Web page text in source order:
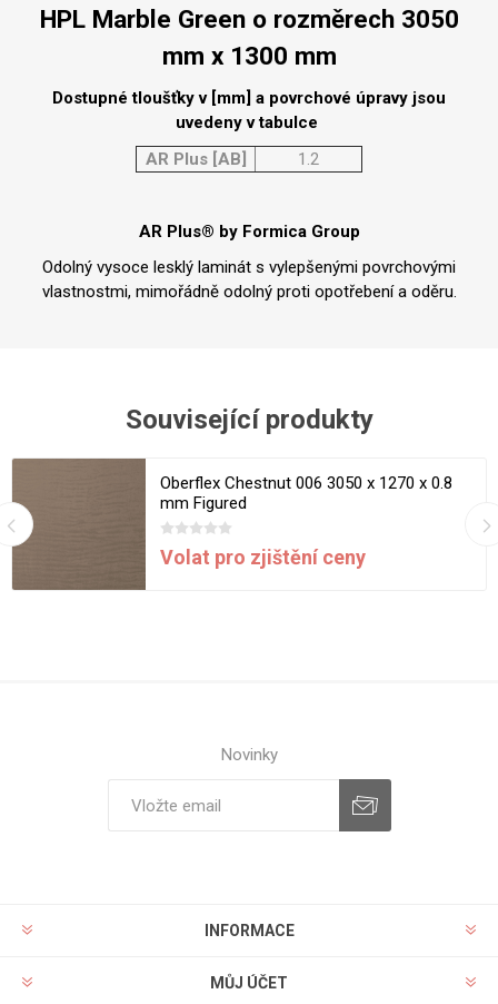
HPL Marble Green o rozměrech 3050
mm x 1300 mm
Dostupné tloušťky v [mm] a povrchové úpravy jsou
uvedeny v tabulce
AR Plus [AB]
1.2
AR Plus® by Formica Group
Odolný vysoce lesklý laminát s vylepšenými povrchovými
vlastnostmi, mimořádně odolný proti opotřebení a oděru.
Související produkty
Oberflex Chestnut 006 3050 x 1270 x 0.8
mm Figured
Volat pro zjištění ceny
Novinky
INFORMACE
MŮJ ÚČET